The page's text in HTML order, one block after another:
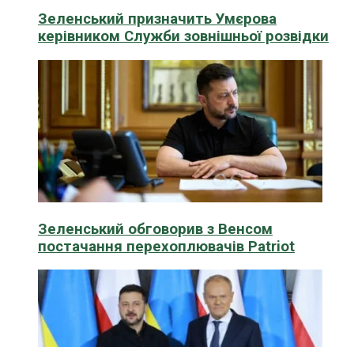
Зеленський призначить Умєрова
керівником Служби зовнішньої розвідки
Зеленський обговорив з Венсом
постачання перехоплювачів Patriot